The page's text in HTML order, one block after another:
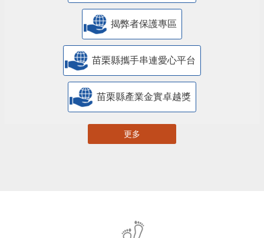
揭弊者保護專區
苗栗縣攜手串連愛心平台
苗栗縣產業金實卓越獎
更多